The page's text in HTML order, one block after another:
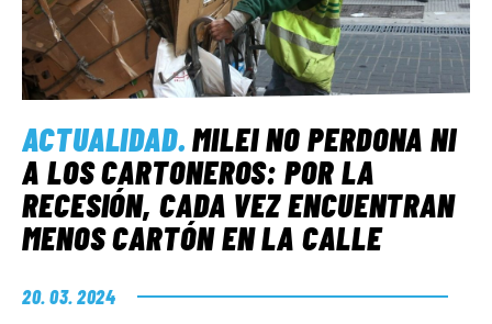
ACTUALIDAD.MILEI NO PERDONA NI
A LOS CARTONEROS: POR LA
RECESIÓN, CADA VEZ ENCUENTRAN
MENOS CARTÓN EN LA CALLE
20. 03. 2024